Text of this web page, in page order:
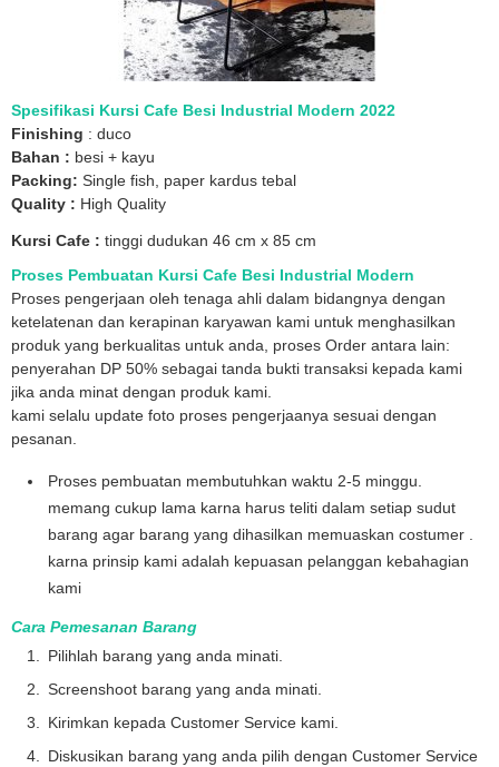
Spesifikasi Kursi Cafe Besi Industrial Modern 2022
Finishing : duco
Bahan : besi + kayu
Packing: Single fish, paper kardus tebal
Quality : High Quality
Kursi Cafe : tinggi dudukan 46 cm x 85 cm
Proses Pembuatan Kursi Cafe Besi Industrial Modern
Proses pengerjaan oleh tenaga ahli dalam bidangnya dengan
ketelatenan dan kerapinan karyawan kami untuk menghasilkan
produk yang berkualitas untuk anda, proses Order antara lain:
penyerahan DP 50% sebagai tanda bukti transaksi kepada kami
jika anda minat dengan produk kami.
kami selalu update foto proses pengerjaanya sesuai dengan
pesanan.
Proses pembuatan membutuhkan waktu 2-5 minggu.
memang cukup lama karna harus teliti dalam setiap sudut
barang agar barang yang dihasilkan memuaskan costumer .
karna prinsip kami adalah kepuasan pelanggan kebahagian
kami
Cara Pemesanan Barang
Pilihlah barang yang anda minati.
Screenshoot barang yang anda minati.
Kirimkan kepada Customer Service kami.
Diskusikan barang yang anda pilih dengan Customer Service